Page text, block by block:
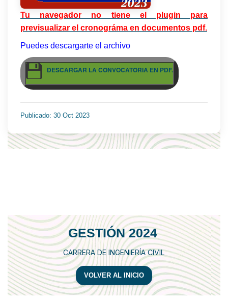
Tu navegador no tiene el plugin para
previsualizar el cronográma en documentos pdf.
Puedes descargarte el archivo
DESCARGAR LA CONVOCATORIA EN PDF.
Publicado: 30 Oct 2023
GESTIÓN 2024
CARRERA DE INGENIERÍA CIVIL
VOLVER AL INICIO